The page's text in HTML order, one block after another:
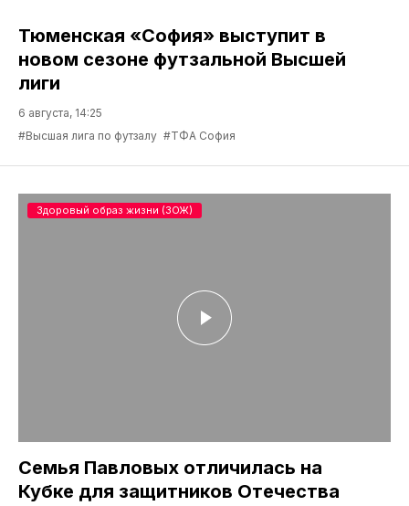
Тюменская «София» выступит в
новом сезоне футзальной Высшей
лиги
6 августа, 14:25
#Высшая лига по футзалу #ТФА София
Семья Павловых отличилась на
Кубке для защитников Отечества
Здоровый образ жизни (ЗОЖ)